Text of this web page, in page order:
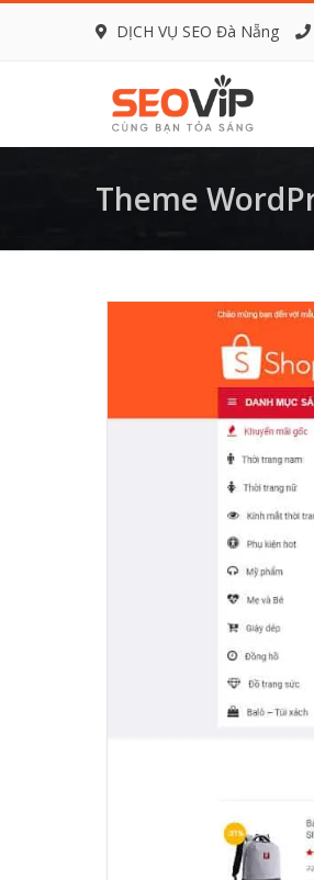
DỊCH VỤ SEO Đà Nẵng
Theme